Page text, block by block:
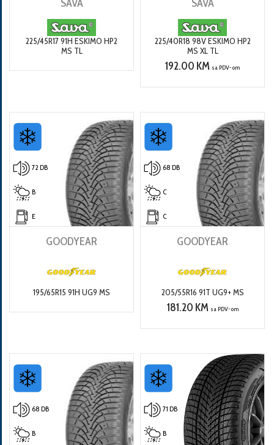
SAVA
225/45R17 91H ESKIMO HP2
MS TL
SAVA
225/40R18 98V ESKIMO HP2
MS XL TL
192.00 KM sa PDV-om
72 DB
B
E
GOODYEAR
195/65R15 91H UG9 MS
68 DB
C
C
GOODYEAR
205/55R16 91T UG9+ MS
181.20 KM sa PDV-om
68 DB
B
71 DB
B